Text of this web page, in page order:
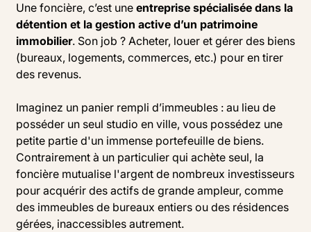
Une foncière, c’est une entreprise spécialisée dans la
détention et la gestion active d’un patrimoine
immobilier. Son job ? Acheter, louer et gérer des biens
(bureaux, logements, commerces, etc.) pour en tirer
des revenus.
Imaginez un panier rempli d’immeubles : au lieu de
posséder un seul studio en ville, vous possédez une
petite partie d'un immense portefeuille de biens.
Contrairement à un particulier qui achète seul, la
foncière mutualise l'argent de nombreux investisseurs
pour acquérir des actifs de grande ampleur, comme
des immeubles de bureaux entiers ou des résidences
gérées, inaccessibles autrement.